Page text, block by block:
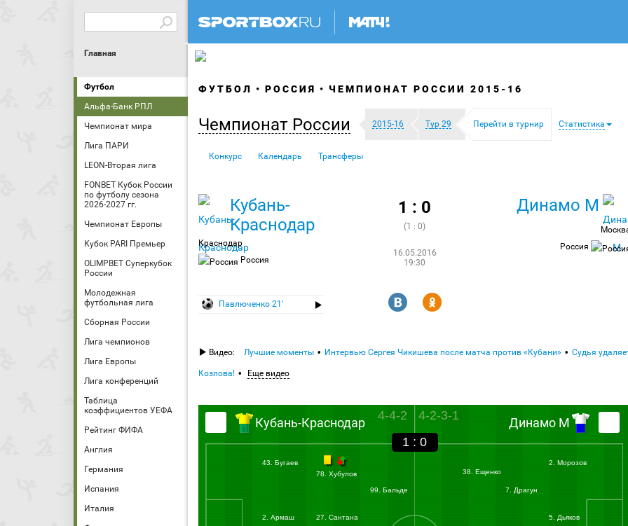
Главная
Футбол
Альфа-Банк РПЛ
Чемпионат мира
Лига ПАРИ
LEON-Вторая лига
FONBET Кубок России
по футболу сезона
2026-2027 гг.
Чемпионат Европы
Кубок PARI Премьер
OLIMPBET Суперкубок
России
Молодежная
футбольная лига
Сборная России
Лига чемпионов
Лига Европы
Лига конференций
Таблица
коэффициентов УЕФА
Рейтинг ФИФА
Англия
Германия
Испания
Италия
ФУТБОЛ РОССИЯ ЧЕМПИОНАТ РОССИИ 2015-16
Чемпионат России 2015-16 Тур 29 Перейти в турнир Статистика
Конкурс Календарь Трансферы
Кубань-
Краснодар
Краснодар
Россия
1 : 0
(1 : 0)
16.05.2016
19:30
Динамо М
Россия
Павлюченко 21′ R Y
Видео: Лучшие моменты Интервью Сергея Чикишева после матча против «Кубани» Судья
Козлова! Еще видео
1 : 0
Кубань-Краснодар 4-4-2
43. Бугаев
27. Сантана
2. Армаш
78. Хубулов
99. Бальде
4-2-3-1 Динамо М
38. Ещенко
5. Дьяков
2. Морозов
7. Драгун